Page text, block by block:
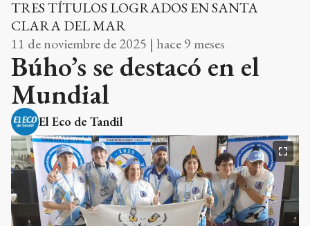
TRES TÍTULOS LOGRADOS EN SANTA
CLARA DEL MAR
11 de noviembre de 2025 | hace 9 meses
Búho’s se destacó en el
Mundial
El Eco de Tandil